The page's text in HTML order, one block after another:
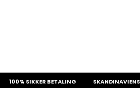
SIKKER BETALING SKANDINAVIENS